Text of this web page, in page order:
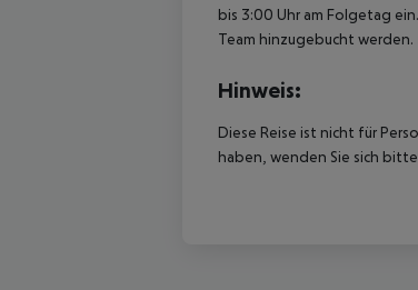
bis 3:00 Uhr am Folgetag
Team hinzugebucht werden.
Hinweis:
Diese Reise ist nicht für
haben, wenden Sie sich